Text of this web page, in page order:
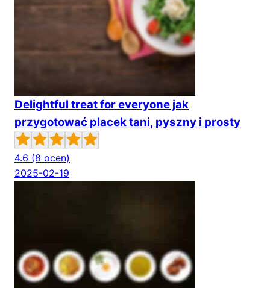
Delightful treat for everyone jak
przygotować placek tani, pyszny i prosty
4.6 (8 ocen)
2025-02-19